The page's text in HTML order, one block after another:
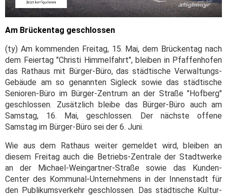
Am Brückentag geschlossen
(ty) Am kommenden Freitag, 15. Mai, dem Brückentag nach
dem Feiertag "Christi Himmelfahrt", bleiben in Pfaffenhofen
das Rathaus mit Bürger-Büro, das städtische Verwaltungs-
Gebäude am so genannten Sigleck sowie das städtische
Senioren-Büro im Bürger-Zentrum an der Straße "Hofberg"
geschlossen. Zusätzlich bleibe das Bürger-Büro auch am
Samstag, 16. Mai, geschlossen. Der nächste offene
Samstag im Bürger-Büro sei der 6. Juni.
Wie aus dem Rathaus weiter gemeldet wird, bleiben an
diesem Freitag auch die Betriebs-Zentrale der Stadtwerke
an der Michael-Weingartner-Straße sowie das Kunden-
Center des Kommunal-Unternehmens in der Innenstadt für
den Publikumsverkehr geschlossen. Das städtische Kultur-